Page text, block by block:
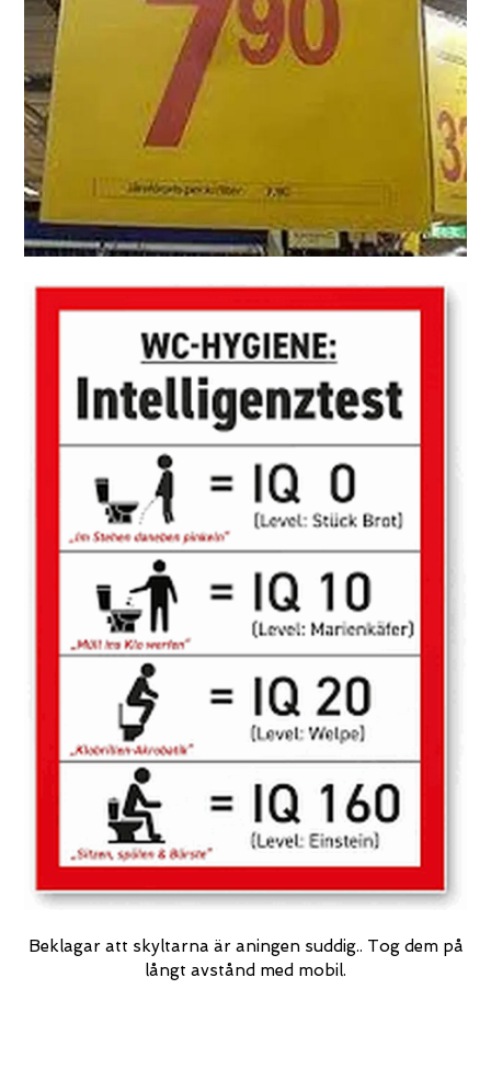
Beklagar att skyltarna är aningen suddig.. Tog dem på
långt avstånd med mobil.